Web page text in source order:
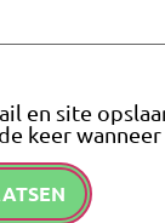
en site
keer wanneer